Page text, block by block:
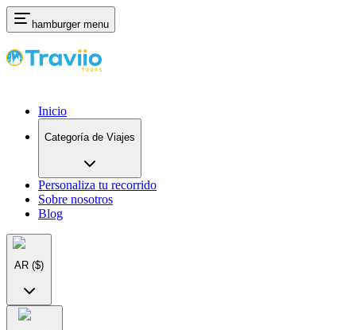
hamburger menu
Inicio
Categoría de Viajes
Personaliza tu recorrido
Sobre nosotros
Blog
AR ($)